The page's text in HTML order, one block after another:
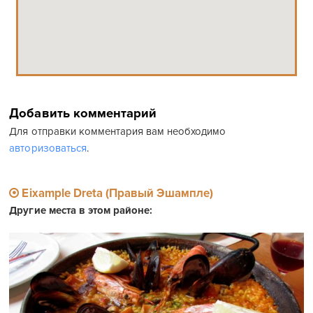
Добавить комментарий
Для отправки комментария вам необходимо
авторизоваться.
Eixample Dreta (Правый Эшампле)
Другие места в этом районе: